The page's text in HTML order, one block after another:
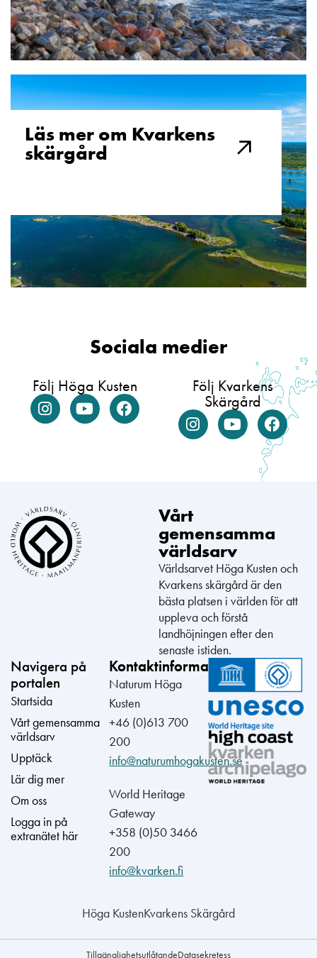
Läs mer om Kvarkens
skärgård​
Sociala medier
Följ Höga Kusten Följ Kvarkens
Skärgård
Vårt
gemensamma
världsarv
Världsarvet Höga Kusten och
Kvarkens skärgård är den
bästa platsen i världen för att
uppleva och förstå
landhöjningen efter den
senaste istiden.
Navigera på
portalen
Startsida
Vårt gemensamma
världsarv
Upptäck
Lär dig mer
Om oss
Logga in på
extranätet här
Kontaktinformation
Naturum Höga
Kusten
+46 (0)613 700
200
info@naturumhogakusten.se
World Heritage
Gateway
+358 (0)50 3466
200
info@kvarken.fi
Höga KustenKvarkens Skärgård
TillgänglighetsutlåtandeDatasekretess